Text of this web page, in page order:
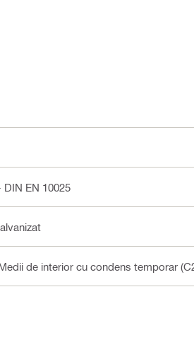
EN 10025
de interior cu condens temporar